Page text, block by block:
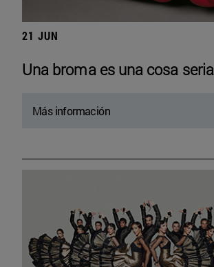
21 JUN
Una broma es una cosa seria
Más información